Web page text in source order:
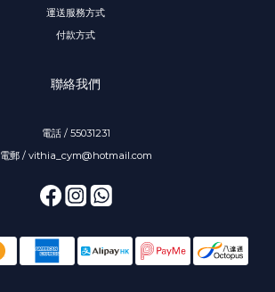
運送服務方式
付款方式
聯絡我們
電話 / 55031231
電郵 / vithia_cym@hotmail.com